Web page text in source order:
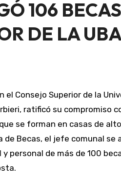
106
DE LA
Consejo Superior de la
ratificó su compromiso
se forman en casas de
personal de más de 100